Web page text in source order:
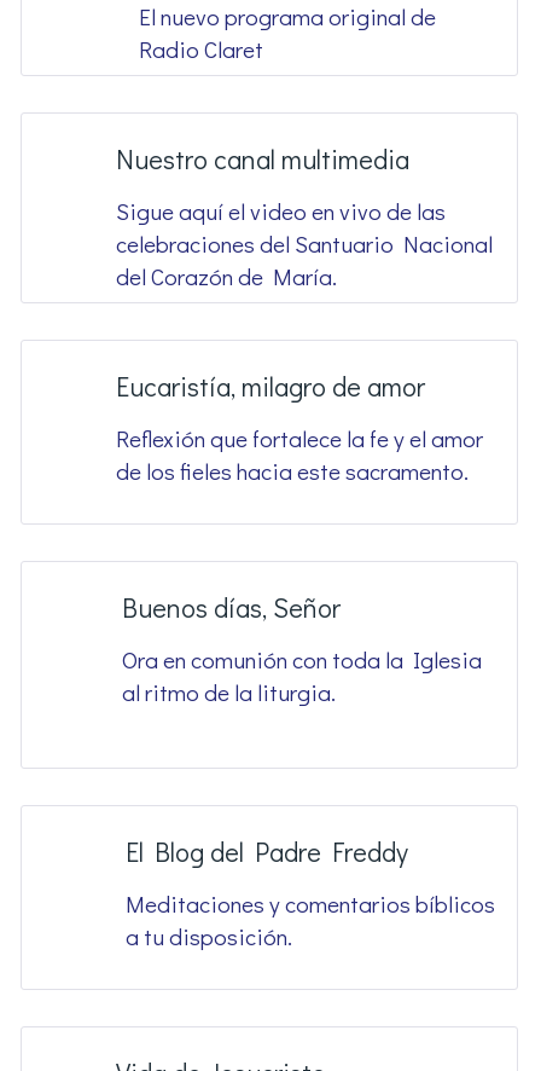
El nuevo programa original de
Radio Claret
Nuestro canal multimedia
Sigue aquí el video en vivo de las
celebraciones del Santuario Nacional
del Corazón de María.
Eucaristía, milagro de amor
Reflexión que fortalece la fe y el amor
de los fieles hacia este sacramento.
Buenos días, Señor
Ora en comunión con toda la Iglesia
al ritmo de la liturgia.
El Blog del Padre Freddy
Meditaciones y comentarios bíblicos
a tu disposición.